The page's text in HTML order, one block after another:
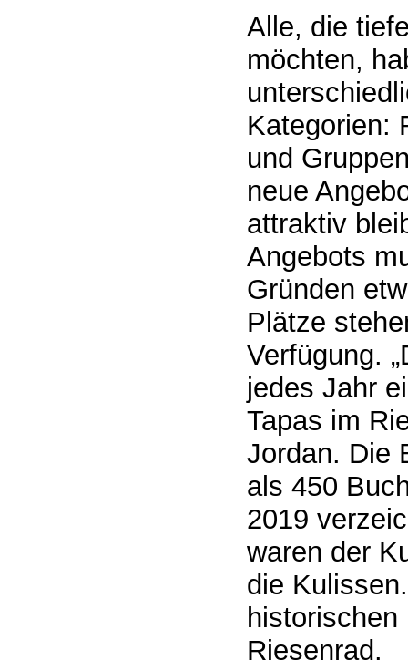
Alle, die
möchten,
Kategorien:
und
neue
attraktiv
Angebots
Gründen
Plätze
Verfügung.
jedes Jahr
Tapas im
Jordan. Die
als 450
2019
waren der
die
Riesenrad.